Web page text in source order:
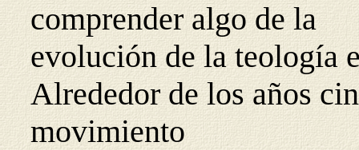
comprender algo de la
evolución de la teología
Alrededor de los años
movimiento